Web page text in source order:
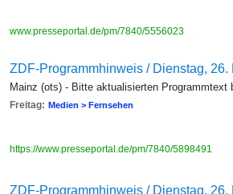
www.presseportal.de/pm/7840/5556023
ZDF-Programmhinweis / Dienstag, 26.
Mainz (ots) - Bitte aktualisierten Programmtext
Freitag: Medien > Fernsehen
https://www.presseportal.de/pm/7840/5898491
ZDF-Programmhinweis / Dienstag, 26.